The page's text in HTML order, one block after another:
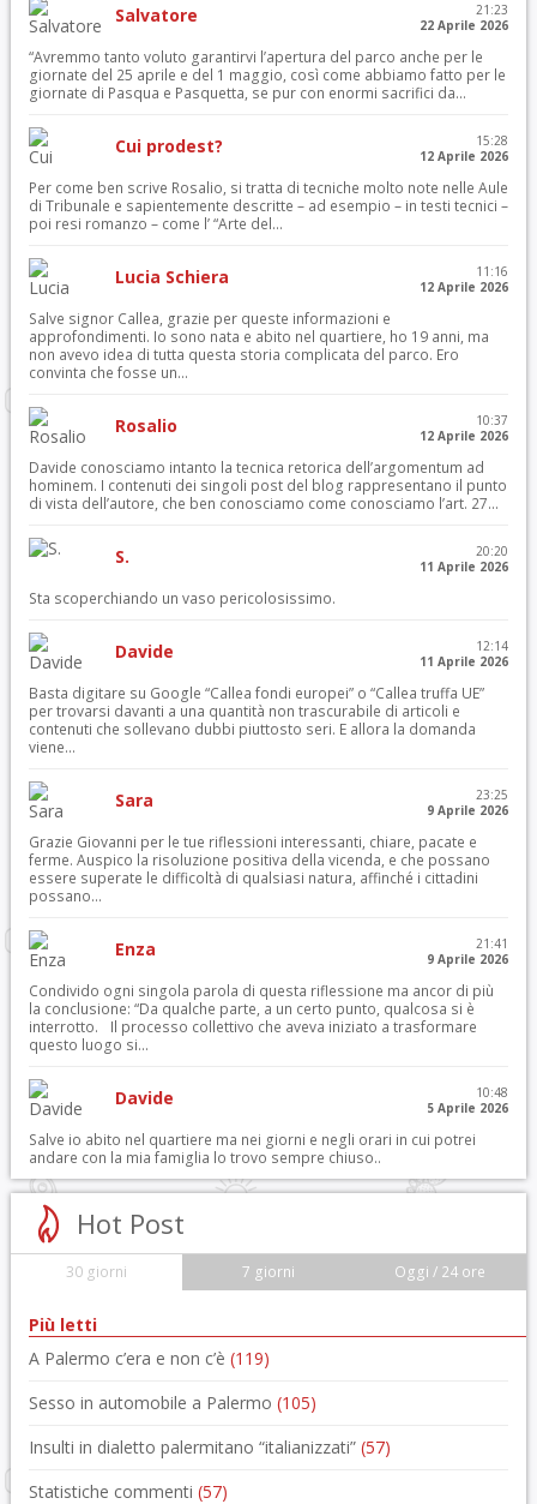
Salvatore
21:23
22 Aprile 2026
“Avremmo tanto voluto garantirvi l’apertura del parco anche per le
giornate del 25 aprile e del 1 maggio, così come abbiamo fatto per le
giornate di Pasqua e Pasquetta, se pur con enormi sacrifici da...
Cui prodest?
15:28
12 Aprile 2026
Per come ben scrive Rosalio, si tratta di tecniche molto note nelle Aule
di Tribunale e sapientemente descritte – ad esempio – in testi tecnici –
poi resi romanzo – come l’ “Arte del...
Lucia Schiera
11:16
12 Aprile 2026
Salve signor Callea, grazie per queste informazioni e
approfondimenti. Io sono nata e abito nel quartiere, ho 19 anni, ma
non avevo idea di tutta questa storia complicata del parco. Ero
convinta che fosse un...
Rosalio
10:37
12 Aprile 2026
Davide conosciamo intanto la tecnica retorica dell’argomentum ad
hominem. I contenuti dei singoli post del blog rappresentano il punto
di vista dell’autore, che ben conosciamo come conosciamo l’art. 27...
S.
20:20
11 Aprile 2026
Sta scoperchiando un vaso pericolosissimo.
Davide
12:14
11 Aprile 2026
Basta digitare su Google “Callea fondi europei” o “Callea truffa UE”
per trovarsi davanti a una quantità non trascurabile di articoli e
contenuti che sollevano dubbi piuttosto seri. E allora la domanda
viene...
Sara
23:25
9 Aprile 2026
Grazie Giovanni per le tue riflessioni interessanti, chiare, pacate e
ferme. Auspico la risoluzione positiva della vicenda, e che possano
essere superate le difficoltà di qualsiasi natura, affinché i cittadini
possano...
Enza
21:41
9 Aprile 2026
Condivido ogni singola parola di questa riflessione ma ancor di più
la conclusione: “Da qualche parte, a un certo punto, qualcosa si è
interrotto. Il processo collettivo che aveva iniziato a trasformare
questo luogo si...
Davide
10:48
5 Aprile 2026
Salve io abito nel quartiere ma nei giorni e negli orari in cui potrei
andare con la mia famiglia lo trovo sempre chiuso..
Hot Post
30 giorni 7 giorni Oggi / 24 ore
Più letti
A Palermo c’era e non c’è (119)
Sesso in automobile a Palermo (105)
Insulti in dialetto palermitano “italianizzati” (57)
Statistiche commenti (57)